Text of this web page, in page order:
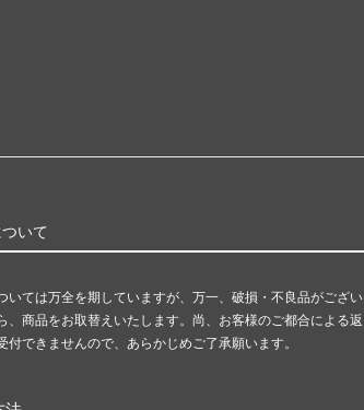
いて
いては万全を期していますが、万一、破損・不良品がござい
、商品をお取替えいたします。尚、お客様のご都合による返
付できませんので、あらかじめご了承願います。